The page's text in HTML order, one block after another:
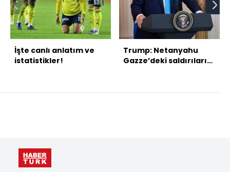
İşte canlı anlatım ve
istatistikler!
Trump: Netanyahu
Gazze’deki saldırıları